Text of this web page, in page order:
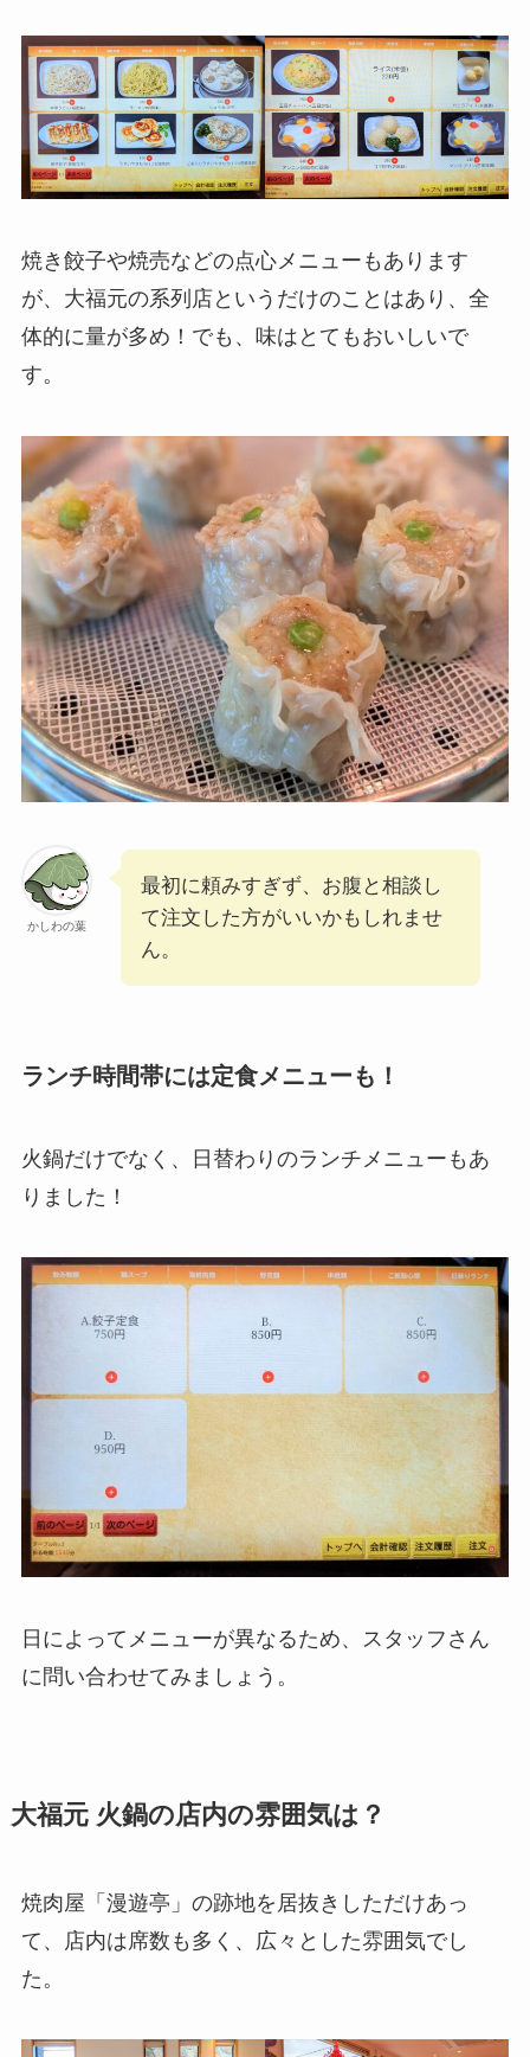
焼き餃子や焼売などの点心メニューもあります
が、大福元の系列店というだけのことはあり、全
体的に量が多め！でも、味はとてもおいしいで
す。
かしわの葉
最初に頼みすぎず、お腹と相談し
て注文した方がいいかもしれませ
ん。
ランチ時間帯には定食メニューも！
火鍋だけでなく、日替わりのランチメニューもあ
りました！
日によってメニューが異なるため、スタッフさん
に問い合わせてみましょう。
大福元 火鍋の店内の雰囲気は？
焼肉屋「漫遊亭」の跡地を居抜きしただけあっ
て、店内は席数も多く、広々とした雰囲気でし
た。